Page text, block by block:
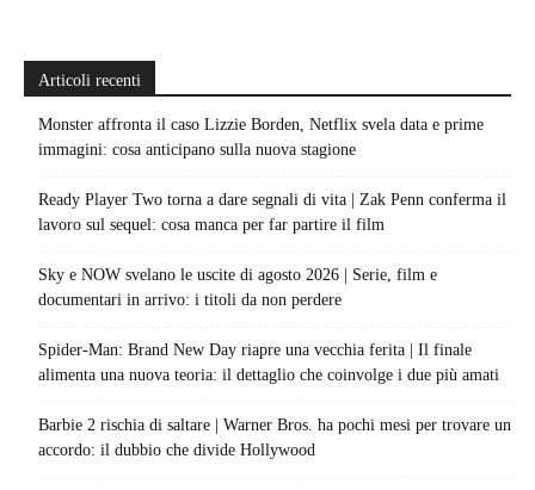
Articoli recenti
Monster affronta il caso Lizzie Borden, Netflix svela data e prime
immagini: cosa anticipano sulla nuova stagione
Ready Player Two torna a dare segnali di vita | Zak Penn conferma il
lavoro sul sequel: cosa manca per far partire il film
Sky e NOW svelano le uscite di agosto 2026 | Serie, film e
documentari in arrivo: i titoli da non perdere
Spider-Man: Brand New Day riapre una vecchia ferita | Il finale
alimenta una nuova teoria: il dettaglio che coinvolge i due più amati
Barbie 2 rischia di saltare | Warner Bros. ha pochi mesi per trovare un
accordo: il dubbio che divide Hollywood